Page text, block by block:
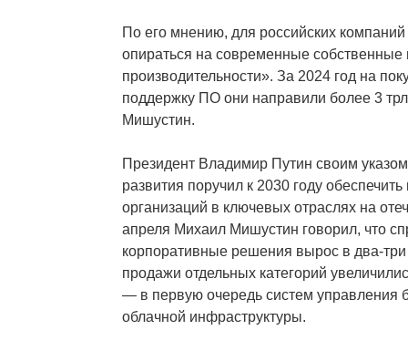
По его мнению, для российских
опираться на современные
производительности». За 2024 год на
поддержку ПО они направили более 3
Мишустин.
Президент Владимир Путин своим
развития поручил к 2030 году
организаций в ключевых отраслях на
апреля Михаил Мишустин говорил, что
корпоративные решения вырос в два-три
продажи отдельных категорий
— в первую очередь систем управления
облачной инфраструктуры.